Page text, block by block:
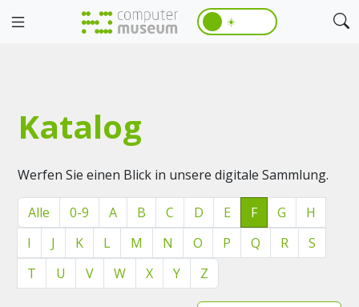
☀️
Katalog
Werfen Sie einen Blick in unsere digitale Sammlung.
Alle 0-9 A B C D E F G
H
I
J K L M N O P Q R
S
T
U V W X Y Z